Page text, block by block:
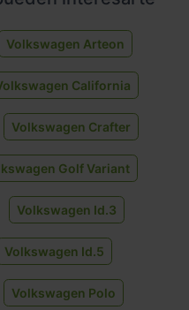
Volkswagen Arteon
California
Volkswagen Crafter
Golf Variant
Volkswagen Id.3
Volkswagen Id.5
Volkswagen Polo